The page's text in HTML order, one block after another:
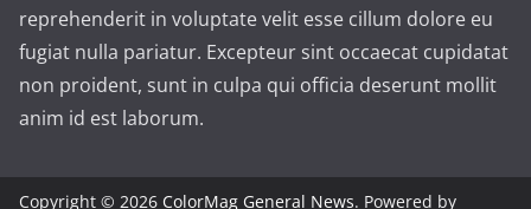
reprehenderit in voluptate velit esse cillum dolore eu
fugiat nulla pariatur. Excepteur sint occaecat cupidatat
non proident, sunt in culpa qui officia deserunt mollit
anim id est laborum.
Copyright © 2026 ColorMag General News. Powered by